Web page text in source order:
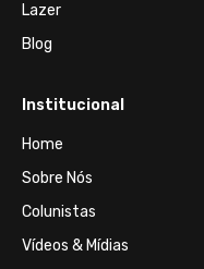
Lazer
Blog
Institucional
Home
Sobre Nós
Colunistas
Vídeos & Mídias